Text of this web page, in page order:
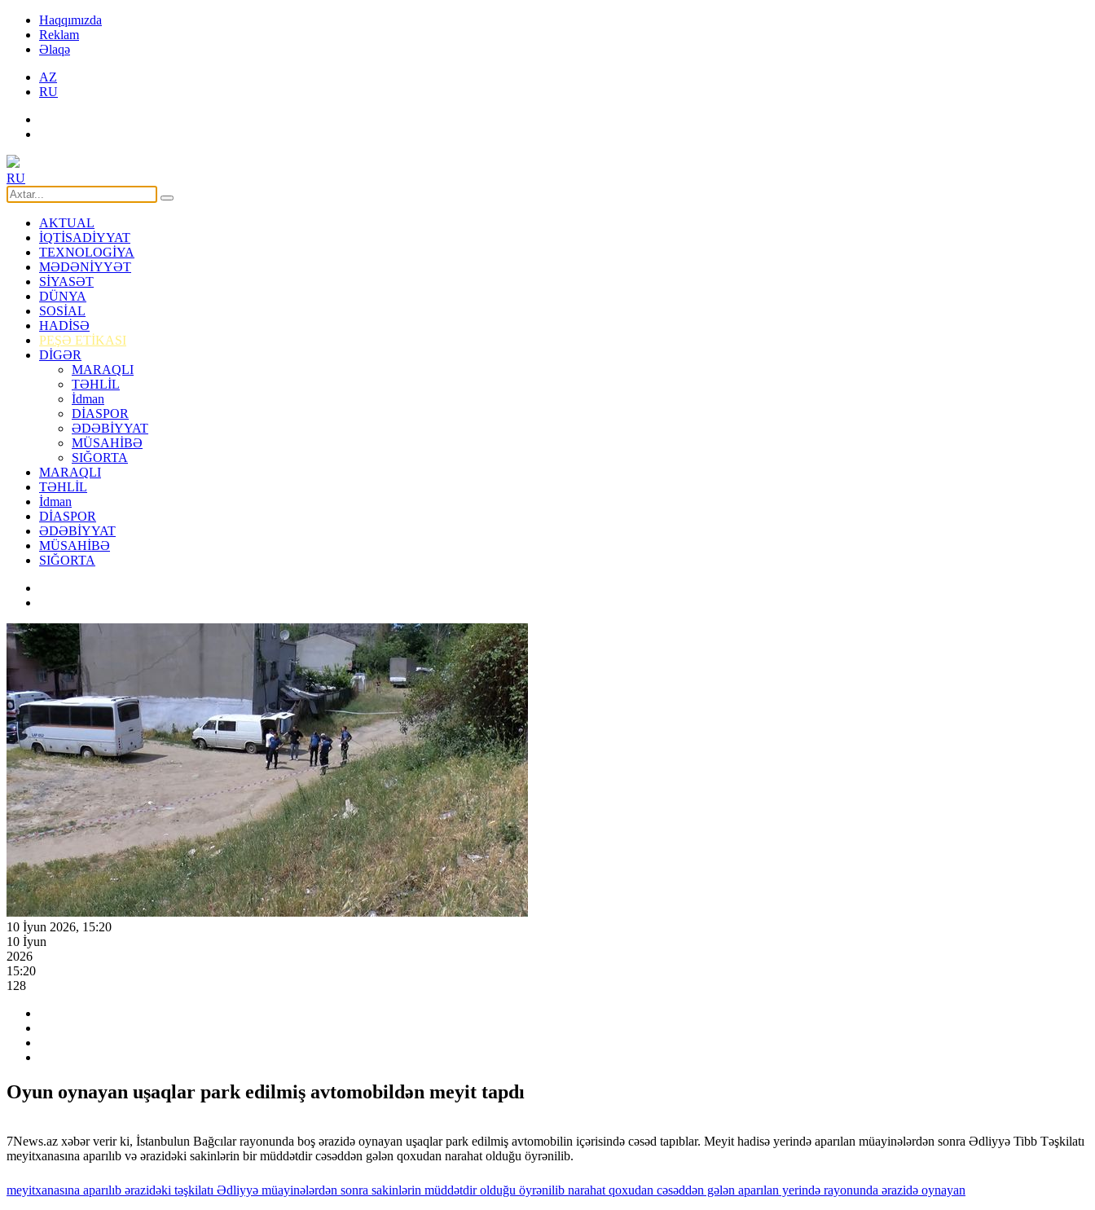
Haqqımızda
Reklam
Əlaqə
AZ
RU
RU
AKTUAL
İQTİSADİYYAT
TEXNOLOGİYA
MƏDƏNİYYƏT
SİYASƏT
DÜNYA
SOSİAL
HADİSƏ
PEŞƏ ETİKASI
DİGƏR
MARAQLI
TƏHLİL
İdman
DİASPOR
ƏDƏBİYYAT
MÜSAHİBƏ
SIĞORTA
MARAQLI
TƏHLİL
İdman
DİASPOR
ƏDƏBİYYAT
MÜSAHİBƏ
SIĞORTA
10 İyun 2026, 15:20
10 İyun
2026
15:20
128
Oyun oynayan uşaqlar park edilmiş avtomobildən meyit tapdı
7News.az xəbər verir ki, İstanbulun Bağcılar rayonunda boş ərazidə oynayan uşaqlar park edilmiş avtomobilin içərisində cəsəd tapıblar. Meyit hadisə yerində aparılan müayinələrdən sonra Ədliyyə Tibb Təşkilatı
meyitxanasına aparılıb və ərazidəki sakinlərin bir müddətdir cəsəddən gələn qoxudan narahat olduğu öyrənilib.
meyitxanasına aparılıb ərazidəki təşkilatı Ədliyyə müayinələrdən sonra sakinlərin müddətdirolduğu öyrənilib narahat qoxudan cəsəddən gələn aparılan yerində rayonunda ərazidə oynayan